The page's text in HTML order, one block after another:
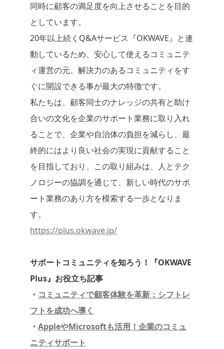
同時に顧客の満足度を向上させることを目的
としています。
20年以上続くQ&Aサービス『OKWAVE』と連
動しているため、安心して使えるコミュニテ
ィ運営の元、解決力のあるコミュニティをす
ぐに開設できる事が最大の特徴です。
私たちは、顧客同士のナレッジの共有と助け
合いの文化を企業のサポート業務に取り入れ
ることで、企業や自治体の負担を減らし、最
終的にはより良い社会の実現に貢献すること
を目指しており、この取り組みは、人とテク
ノロジーの協調を通じて、新しい時代のサポ
ート業務のあり方を模索する一歩となりま
す。
https://plus.okwave.jp/
サポートコミュニティを知ろう！『OKWAVE
Plus』お役立ち記事
・ コミュニティで顧客体験を革新：シフトレ
フトを成功へ導く
・ AppleやMicrosoftも活用！企業のコミュ
ニティサポート